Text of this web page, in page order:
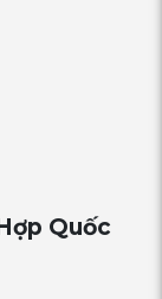
Quốc